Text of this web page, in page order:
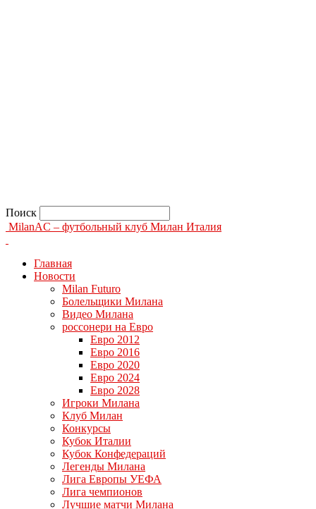
Поиск
MilanAC – футбольный клуб Милан Италия
Главная
Новости
Milan Futuro
Болельщики Милана
Видео Милана
россонери на Евро
Евро 2012
Евро 2016
Евро 2020
Евро 2024
Евро 2028
Игроки Милана
Клуб Милан
Конкурсы
Кубок Италии
Кубок Конфедераций
Легенды Милана
Лига Европы УЕФА
Лига чемпионов
Лучшие матчи Милана